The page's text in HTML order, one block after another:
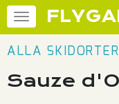
ALLA SKIDORTER
Sauze